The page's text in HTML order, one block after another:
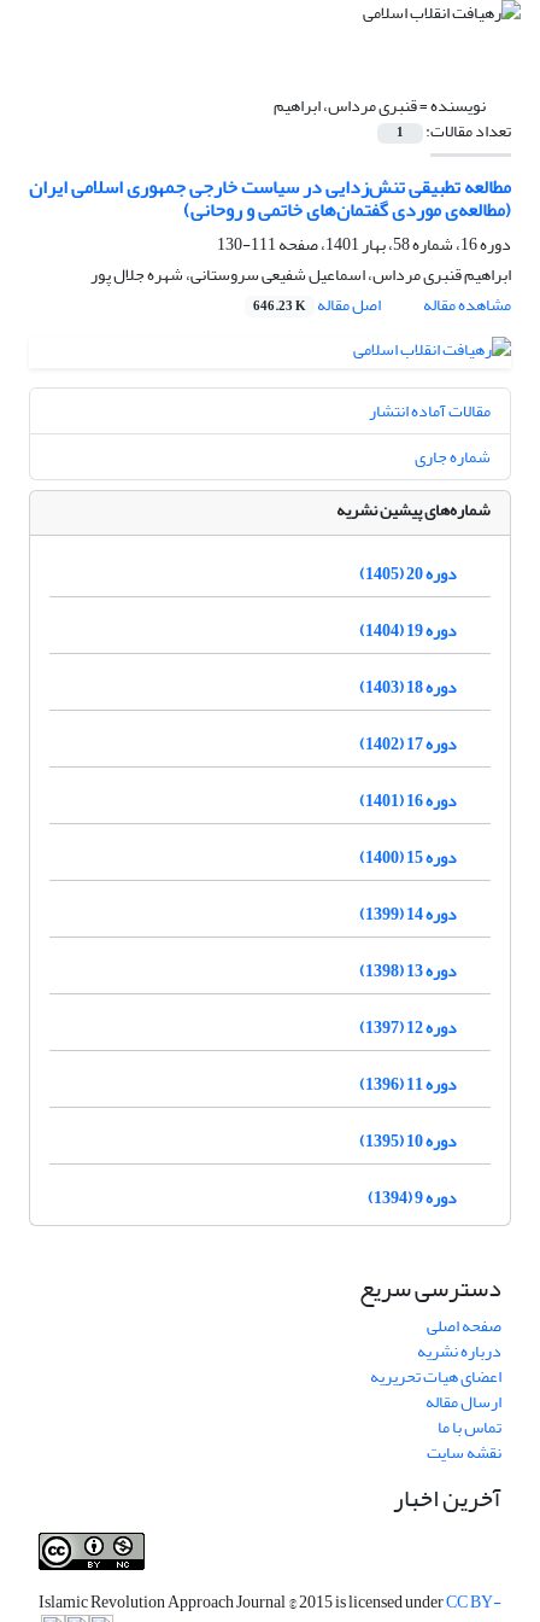
نویسنده =قنبری مرداس، ابراهیم
تعداد مقالات: 1
مطالعه‏ تطبیقی تنش‌زدایی در سیاست خارجی جمهوری اسلامی ایران
(مطالعه‌ی موردی ‌گفتمان‌های خاتمی و روحانی)
دوره 16، شماره 58، بهار 1401، صفحه
111-130
ابراهیم قنبری مرداس، اسماعیل شفیعی سروستانی، شهره جلال پور
مشاهده مقاله
اصل مقاله 646.23 K
مقالات آماده انتشار
شماره جاری
شماره‌های پیشین نشریه
دوره 20 (1405)
دوره 19 (1404)
دوره 18 (1403)
دوره 17 (1402)
دوره 16 (1401)
دوره 15 (1400)
دوره 14 (1399)
دوره 13 (1398)
دوره 12 (1397)
دوره 11 (1396)
دوره 10 (1395)
دوره 9 (1394)
دسترسی سریع
صفحه اصلی
درباره نشریه
اعضای هیات تحریریه
ارسال مقاله
تماس با ما
نقشه سایت
آخرین اخبار
Islamic Revolution Approach Journal© 2015 is licensed underCC BY-